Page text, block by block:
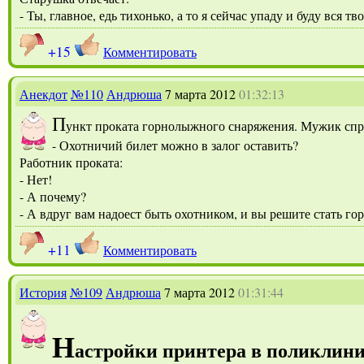
- Ты, главное, едь тихонько, а то я сейчас упаду и буду вся
+15 Комментировать
Анекдот№110 Андрюша 7 марта 201201:32:13
Пункт проката горнолыжного снаряжения. Мужик
- Охотничий билет можно в залог оставить?
Работник проката:
- Нет!
- А почему?
- А вдруг вам надоест быть охотником, и вы решите стать
+11 Комментировать
История№109 Андрюша 7 марта 201201:31:44
Настройки принтера в